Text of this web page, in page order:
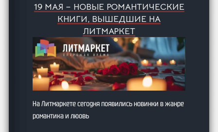
19 МАЯ – НОВЫЕ РОМАНТИЧЕСКИЕ
КНИГИ, ВЫШЕДШИЕ НА
ЛИТМАРКЕТ
На Литмаркете сегодня появились новинки в жанре
романтика и люовь